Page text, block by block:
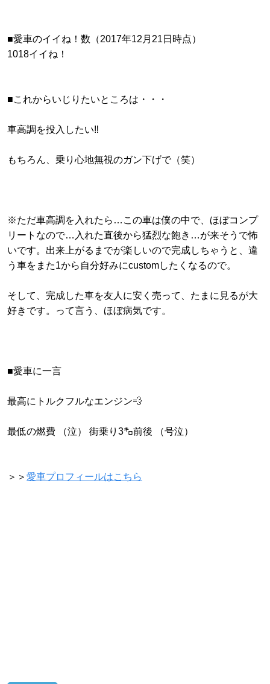
■愛車のイイね！数（2017年12月21日時点）
1018イイね！
■これからいじりたいところは・・・
車高調を投入したい‼︎
もちろん、乗り心地無視のガン下げで（笑）
※ただ車高調を入れたら…この車は僕の中で、ほぼコンプ
リートなので…入れた直後から猛烈な飽き…が来そうで怖
いです。出来上がるまでが楽しいので完成しちゃうと、違
う車をまた1から自分好みにcustomしたくなるので。
そして、完成した車を友人に安く売って、たまに見るが大
好きです。って言う、ほぼ病気です。
■愛車に一言
最高にトルクフルなエンジン💨
最低の燃費 （泣） 街乗り3㌔前後 （号泣）
＞＞ 愛車プロフィールはこちら